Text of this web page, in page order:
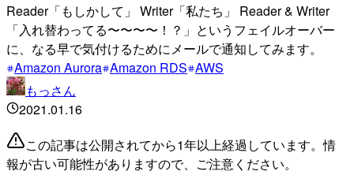
Reader「もしかして」 Writer「私たち」 Reader & Writer
「入れ替わってる〜〜〜〜！？」というフェイルオーバー
に、なる早で気付けるためにメールで通知してみます。
Amazon Aurora Amazon RDS AWS
もっさん
2021.01.16
この記事は公開されてから1年以上経過しています。情
報が古い可能性がありますので、ご注意ください。